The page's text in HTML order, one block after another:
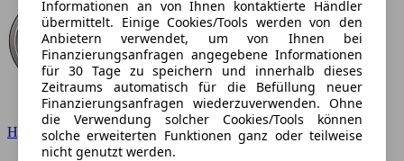
Hyundai
Informationen an von Ihnen kontaktierte Händler
übermittelt. Einige Cookies/Tools werden von den
Anbietern verwendet, um von Ihnen bei
Finanzierungsanfragen angegebene Informationen
für 30 Tage zu speichern und innerhalb dieses
Zeitraums automatisch für die Befüllung neuer
Finanzierungsanfragen wiederzuverwenden. Ohne
die Verwendung solcher Cookies/Tools können
solche erweiterten Funktionen ganz oder teilweise
nicht genutzt werden.